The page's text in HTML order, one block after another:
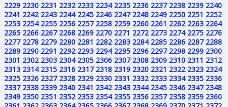
2229 2230 2231 2232 2233 2234 2235 2236 2237 2238 2239 2240
2241 2242 2243 2244 2245 2246 2247 2248 2249 2250 2251 2252
2253 2254 2255 2256 2257 2258 2259 2260 2261 2262 2263 2264
2265 2266 2267 2268 2269 2270 2271 2272 2273 2274 2275 2276
2277 2278 2279 2280 2281 2282 2283 2284 2285 2286 2287 2288
2289 2290 2291 2292 2293 2294 2295 2296 2297 2298 2299 2300
2301 2302 2303 2304 2305 2306 2307 2308 2309 2310 2311 2312
2313 2314 2315 2316 2317 2318 2319 2320 2321 2322 2323 2324
2325 2326 2327 2328 2329 2330 2331 2332 2333 2334 2335 2336
2337 2338 2339 2340 2341 2342 2343 2344 2345 2346 2347 2348
2349 2350 2351 2352 2353 2354 2355 2356 2357 2358 2359 2360